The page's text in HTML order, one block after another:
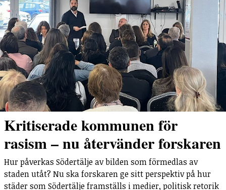
Kritiserade kommunen för
rasism – nu återvänder forskaren
Hur påverkas Södertälje av bilden som förmedlas av
staden utåt? Nu ska forskaren ge sitt perspektiv på hur
städer som Södertälje framställs i medier, politisk retorik